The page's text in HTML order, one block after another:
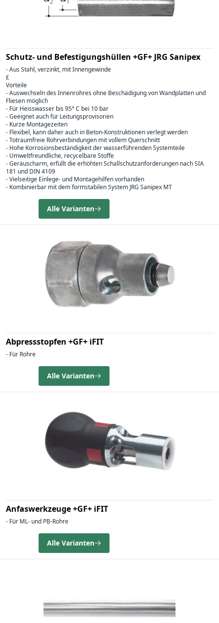
Schutz- und Befestigungshüllen +GF+ JRG Sanipex
- Aus Stahl, verzinkt, mit Innengewinde
£
Vorteile
- Auswechseln des Innenrohres ohne Beschädigung von Wandplatten und
Fliesen möglich
- Für Heisswasser bis 95° C bei 10 bar
- Geeignet auch für Leitungsprovisorien
- Kurze Montagezeiten
- Flexibel, kann daher auch in Beton-Konstruktionen verlegt werden
- Totraumfreie Rohrverbindungen mit vollem Querschnitt
- Hohe Korrosionsbeständigkeit der wasserführenden Systemteile
- Umweltfreundliche, recycelbare Stoffe
- Geräuscharm, erfüllt die erhöhten Schallschutzanforderungen nach SIA
181 und DIN 4109
- Vielseitige Einlege- und Montagehilfen vorhanden
- Kombinierbar mit dem formstabilen System JRG Sanipex MT
Alle Varianten
Abpressstopfen +GF+ iFIT
- Für Rohre
Alle Varianten
Anfaswerkzeuge +GF+ iFIT
- Für ML- und PB-Rohre
Alle Varianten